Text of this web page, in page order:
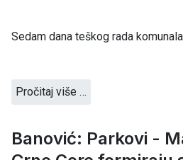
Sedam dana teškog rada
Pročitaj više …
Banović: Parkovi -